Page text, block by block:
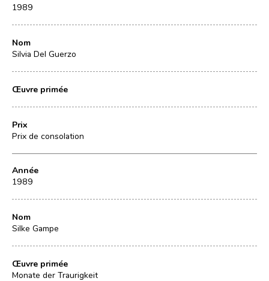
1989
Nom
Silvia Del Guerzo
Œuvre primée
Prix
Prix de consolation
Année
1989
Nom
Silke Gampe
Œuvre primée
Monate der Traurigkeit